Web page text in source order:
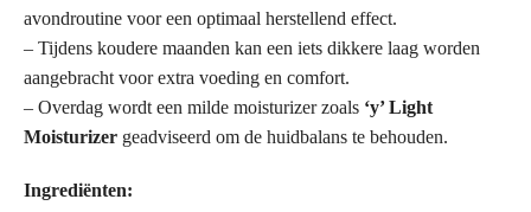
avondroutine voor een optimaal herstellend effect.
– Tijdens koudere maanden kan een iets dikkere laag worden
aangebracht voor extra voeding en comfort.
– Overdag wordt een milde moisturizer zoals ‘y’ Light
Moisturizer geadviseerd om de huidbalans te behouden.
Ingrediënten: